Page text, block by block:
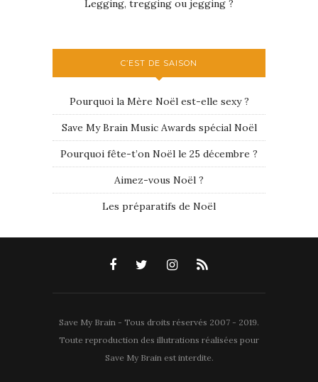
Legging, tregging ou jegging ?
C’EST DE SAISON
Pourquoi la Mère Noël est-elle sexy ?
Save My Brain Music Awards spécial Noël
Pourquoi fête-t’on Noël le 25 décembre ?
Aimez-vous Noël ?
Les préparatifs de Noël
Save My Brain - Tous droits réservés 2007 - 2019.
Toute reproduction des illutrations réalisées pour
Save My Brain est interdite.